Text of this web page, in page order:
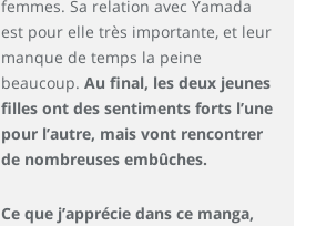
femmes. Sa relation avec Yamada
est pour elle très importante, et leur
manque de temps la peine
beaucoup. Au final, les deux jeunes
filles ont des sentiments forts l’une
pour l’autre, mais vont rencontrer
de nombreuses embûches.
Ce que j’apprécie dans ce manga,